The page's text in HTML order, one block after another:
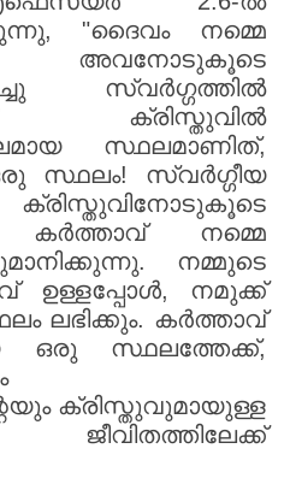
"ദൈവം നമ്മെ
അവനോടുകൂടെ
സ്വർഗ്ഗത്തിൽ
ക്രിസ്തുവിൽ
സ്ഥലമാണിത്,
സ്ഥലം! സ്വർഗ്ഗീയ
കർത്താവ് നമ്മെ
നമ്മുടെ
ഉള്ളപ്പോൾ, നമുക്ക്
ലഭിക്കും. കർത്താവ്
ഒരു സ്ഥലത്തേക്ക്,
ക്രിസ്തുവുമായുള്ള
ജീവിതത്തിലേക്ക്